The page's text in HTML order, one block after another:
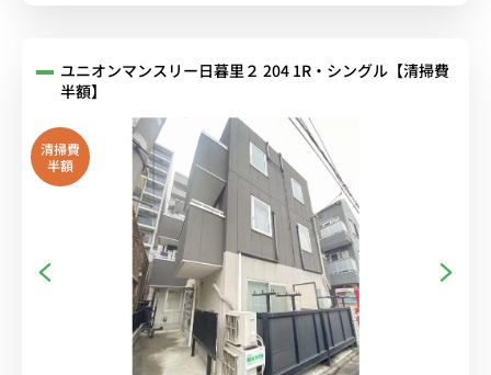
ユニオンマンスリー日暮里２ 204 1R・シングル【清掃費
半額】
清掃費
半額